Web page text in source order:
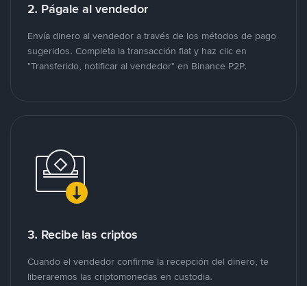
2. Págale al vendedor
Envía dinero al vendedor a través de los métodos de pago
sugeridos. Completa la transacción fiat y haz clic en
"Transferido, notificar al vendedor" en Binance P2P.
3. Recibe las criptos
Cuando el vendedor confirme la recepción del dinero, te
liberaremos las criptomonedas en custodia.